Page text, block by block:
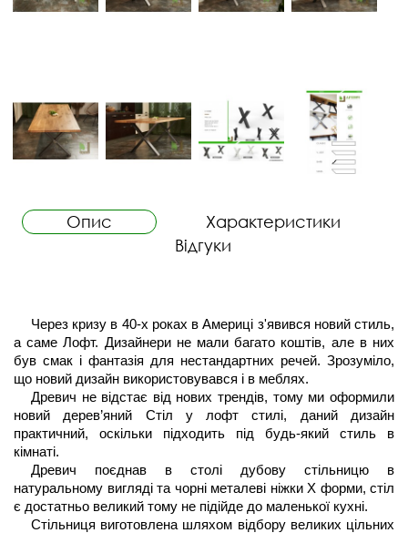
Опис
Характеристики
Відгуки
Через кризу в 40-х роках в Америці з'явився новий стиль,
а саме Лофт. Дизайнери не мали багато коштів, але в них
був смак і фантазія для нестандартних речей. Зрозуміло,
що новий дизайн використовувався і в меблях.
Древич не відстає від нових трендів, тому ми оформили
новий дерев’яний Стіл у лофт стилі, даний дизайн
практичний, оскільки підходить під будь-який стиль в
кімнаті.
Древич поєднав в столі дубову стільницю в
натуральному вигляді та чорні металеві ніжки Х форми, стіл
є достатньо великий тому не підійде до маленької кухні.
Стільниця виготовлена шляхом відбору великих цільних